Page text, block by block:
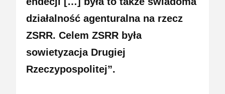
działalność agenturalna na rzecz
ZSRR. Celem ZSRR była
sowietyzacja Drugiej
Rzeczypospolitej”.